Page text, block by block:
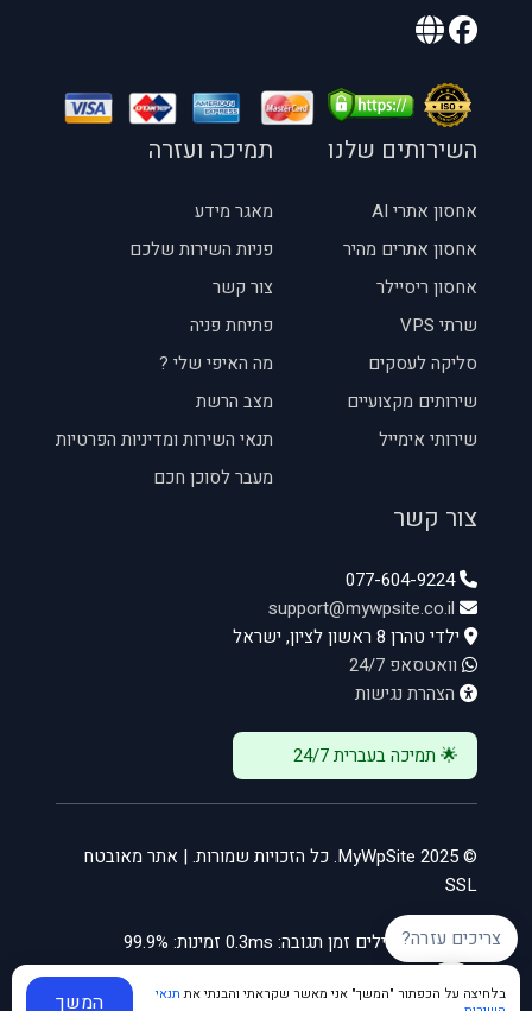
בלחיצה על הכפתור "המשך" אני מאשר שקראתי והבנתי אתתנאי
המשך
צריכים עזרה?
השירותים שלנו
אחסון אתרי AI
אחסון אתרים מהיר
אחסון ריסיילר
שרתי VPS
סליקה לעסקים
שירותים מקצועיים
שירותי אימייל
תמיכה ועזרה
מאגר מידע
פניות השירות שלכם
צור קשר
פתיחת פניה
מה האיפי שלי ?
מצב הרשת
תנאי השירות ומדיניות הפרטיות
מעבר לסוכן חכם
צור קשר
077-604-9224
support@mywpsite.co.il
ילדי טהרן 8 ראשון לציון, ישראל
וואטסאפ 24/7
הצהרת נגישות
🌟 תמיכה בעברית 24/7
© 2025 MyWpSite. כל הזכויות שמורות. | אתר מאובטח
SSL
שרתים פעילים זמן תגובה: 0.3ms זמינות: 99.9%